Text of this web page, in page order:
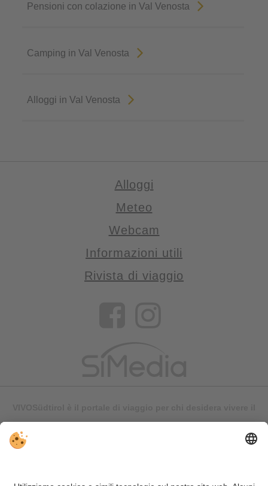
Pensioni con colazione in Val Venosta
Camping in Val Venosta
Alloggi in Val Venosta
Alloggi
Meteo
Webcam
Informazioni utili
Rivista di viaggio